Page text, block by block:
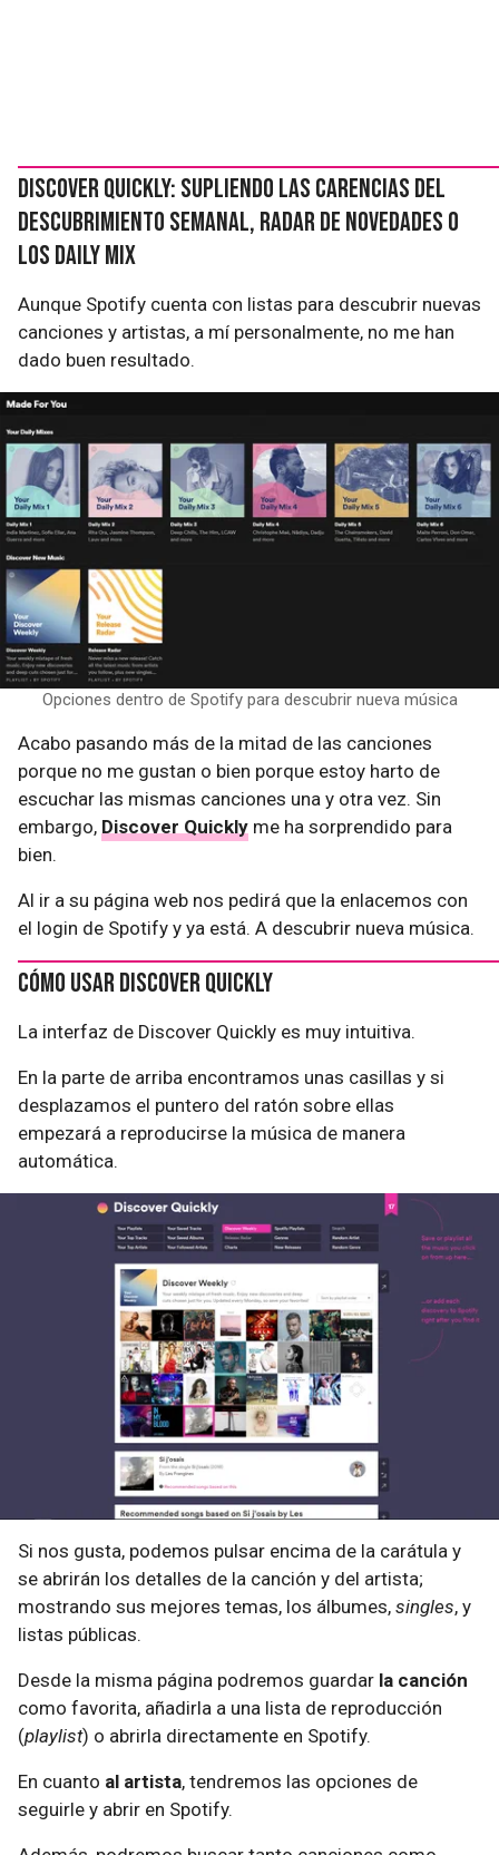
Discover Quickly: supliendo las carencias del
Descubrimiento semanal, Radar de Novedades o
los Daily Mix
Aunque Spotify cuenta con listas para descubrir nuevas
canciones y artistas, a mí personalmente, no me han
dado buen resultado.
Opciones dentro de Spotify para descubrir nueva música
Acabo pasando más de la mitad de las canciones
porque no me gustan o bien porque estoy harto de
escuchar las mismas canciones una y otra vez. Sin
embargo, Discover Quickly me ha sorprendido para
bien.
Al ir a su página web nos pedirá que la enlacemos con
el login de Spotify y ya está. A descubrir nueva música.
Cómo usar Discover Quickly
La interfaz de Discover Quickly es muy intuitiva.
En la parte de arriba encontramos unas casillas y si
desplazamos el puntero del ratón sobre ellas
empezará a reproducirse la música de manera
automática.
Si nos gusta, podemos pulsar encima de la carátula y
se abrirán los detalles de la canción y del artista;
mostrando sus mejores temas, los álbumes, singles, y
listas públicas.
Desde la misma página podremos guardar la canción
como favorita, añadirla a una lista de reproducción
(playlist) o abrirla directamente en Spotify.
En cuanto al artista, tendremos las opciones de
seguirle y abrir en Spotify.